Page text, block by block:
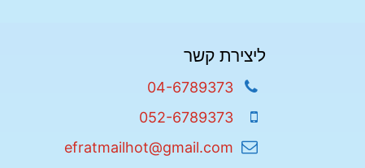
ליצירת קשר
04-6789373
052-6789373
efratmailhot@gmail.com